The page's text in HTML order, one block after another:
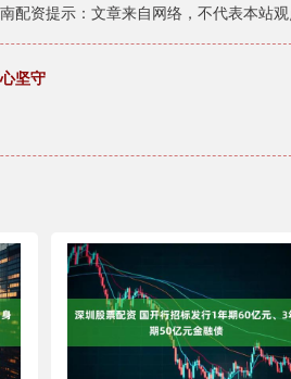
配资提示：文章来自网络，不代表本站观
坚守